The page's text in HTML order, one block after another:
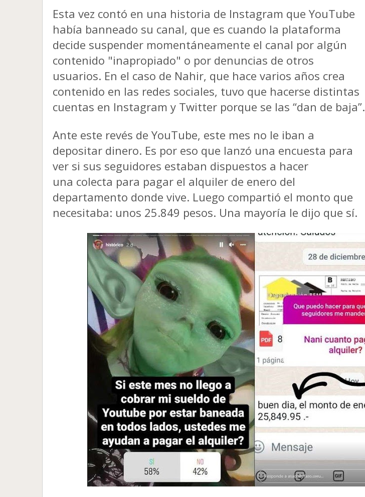
Esta vez contó en una historia de Instagram que YouTube
había banneado su canal, que es cuando la plataforma
decide suspender momentáneamente el canal por algún
contenido "inapropiado" o por denuncias de otros
usuarios. En el caso de Nahir, que hace varios años crea
contenido en las redes sociales, tuvo que hacerse distintas
cuentas en Instagram y Twitter porque se las “dan de baja”.
Ante este revés de YouTube, este mes no le iban a
depositar dinero. Es por eso que lanzó una encuesta para
ver si sus seguidores estaban dispuestos a hacer
una colecta para pagar el alquiler de enero del
departamento donde vive. Luego compartió el monto que
necesitaba: unos 25.849 pesos. Una mayoría le dijo que sí.